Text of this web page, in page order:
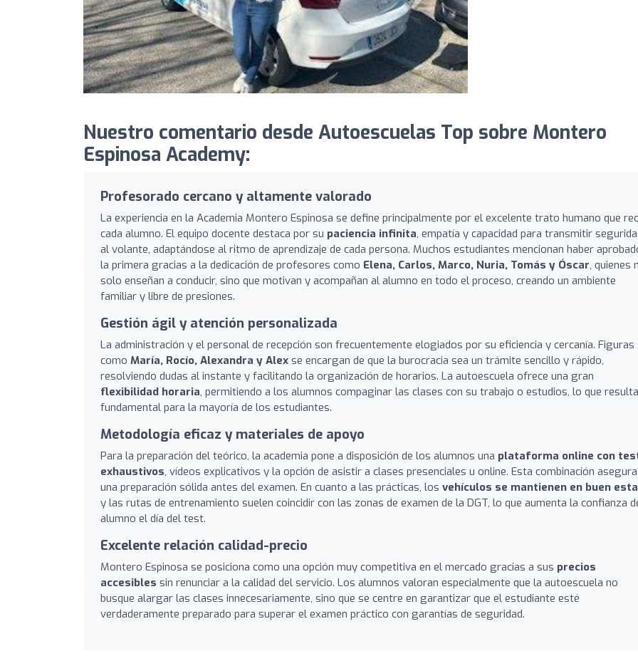
Nuestro comentario desde Autoescuelas Top sobre Montero
Espinosa Academy:
Profesorado cercano y altamente valorado
La experiencia en la Academia Montero Espinosa se define principalmente por el excelente trato humano que
cada alumno. El equipo docente destaca por su paciencia infinita, empatía y capacidad para transmitir
al volante, adaptándose al ritmo de aprendizaje de cada persona. Muchos estudiantes mencionan haber
la primera gracias a la dedicación de profesores como Elena, Carlos, Marco, Nuria, Tomás y Óscar, quienes
solo enseñan a conducir, sino que motivan y acompañan al alumno en todo el proceso, creando un ambiente
familiar y libre de presiones.
Gestión ágil y atención personalizada
La administración y el personal de recepción son frecuentemente elogiados por su eficiencia y cercanía. Figuras
como María, Rocío, Alexandra y Alex se encargan de que la burocracia sea un trámite sencillo y rápido,
resolviendo dudas al instante y facilitando la organización de horarios. La autoescuela ofrece una gran
flexibilidad horaria, permitiendo a los alumnos compaginar las clases con su trabajo o estudios, lo que resulta
fundamental para la mayoría de los estudiantes.
Metodología eficaz y materiales de apoyo
Para la preparación del teórico, la academia pone a disposición de los alumnos una plataforma online con
exhaustivos, vídeos explicativos y la opción de asistir a clases presenciales u online. Esta combinación asegura
una preparación sólida antes del examen. En cuanto a las prácticas, los vehículos se mantienen en buen
y las rutas de entrenamiento suelen coincidir con las zonas de examen de la DGT, lo que aumenta la confianza
alumno el día del test.
Excelente relación calidad-precio
Montero Espinosa se posiciona como una opción muy competitiva en el mercado gracias a sus precios
accesibles sin renunciar a la calidad del servicio. Los alumnos valoran especialmente que la autoescuela no
busque alargar las clases innecesariamente, sino que se centre en garantizar que el estudiante esté
verdaderamente preparado para superar el examen práctico con garantías de seguridad.